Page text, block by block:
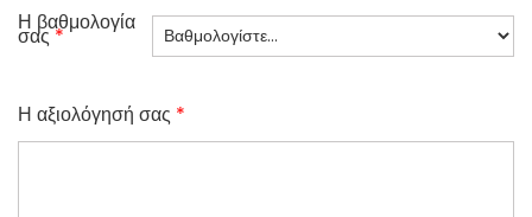
Η βαθμολογία
σας*
Η αξιολόγησή σας *